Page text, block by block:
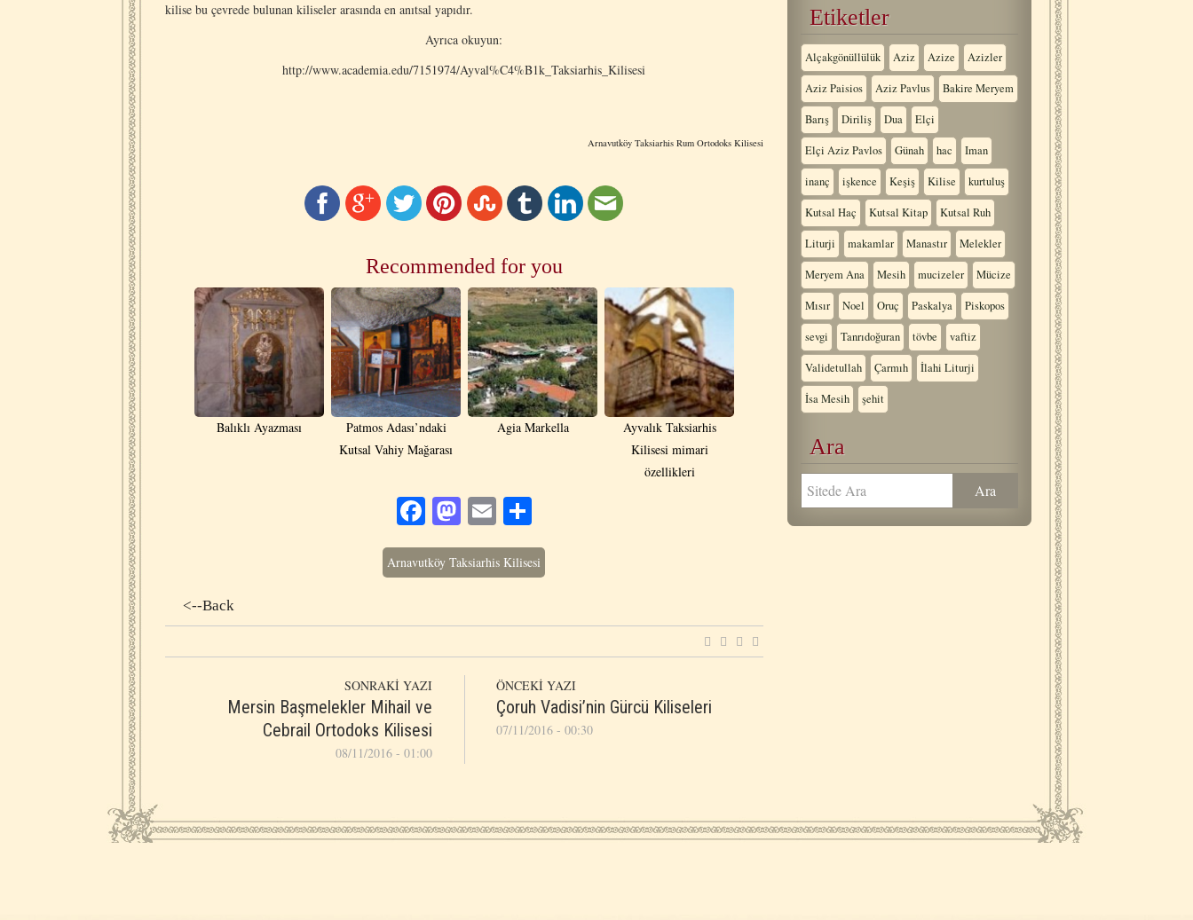
kilise bu çevrede bulunan kiliseler arasında en anıtsal yapıdır.
Ayrıca okuyun:
http://www.academia.edu/7151974/Ayval%C4%B1k_Taksiarhis_Kilisesi
Arnavutköy Taksiarhis Rum Ortodoks Kilisesi
Recommended for you
Balıklı Ayazması
Patmos Adası’ndaki
Kutsal Vahiy Mağarası
Agia Markella
Ayvalık Taksiarhis
Kilisesi mimari
özellikleri
Facebook
Mastodon
EmailShare
Arnavutköy Taksiarhis Kilisesi
<--Back
SONRAKİ YAZI
Mersin Başmelekler Mihail ve
Cebrail Ortodoks Kilisesi
08/11/2016 - 01:00
ÖNCEKİ YAZI
Çoruh Vadisi’nin Gürcü Kiliseleri
07/11/2016 - 00:30
Etiketler
Alçakgönüllülük Aziz Azize Azizler
Aziz Paisios Aziz Pavlus Bakire Meryem
Barış Diriliş Dua Elçi
Elçi Aziz Pavlos Günah hac Iman
inanç işkence Keşiş Kilise kurtuluş
Kutsal Haç Kutsal Kitap Kutsal Ruh
Liturji makamlar Manastır Melekler
Meryem Ana Mesih mucizeler Mücize
Mısır Noel Oruç Paskalya Piskopos
sevgi Tanrıdoğuran tövbe vaftiz
Validetullah Çarmıh İlahi Liturji
İsa Mesih şehit
Ara